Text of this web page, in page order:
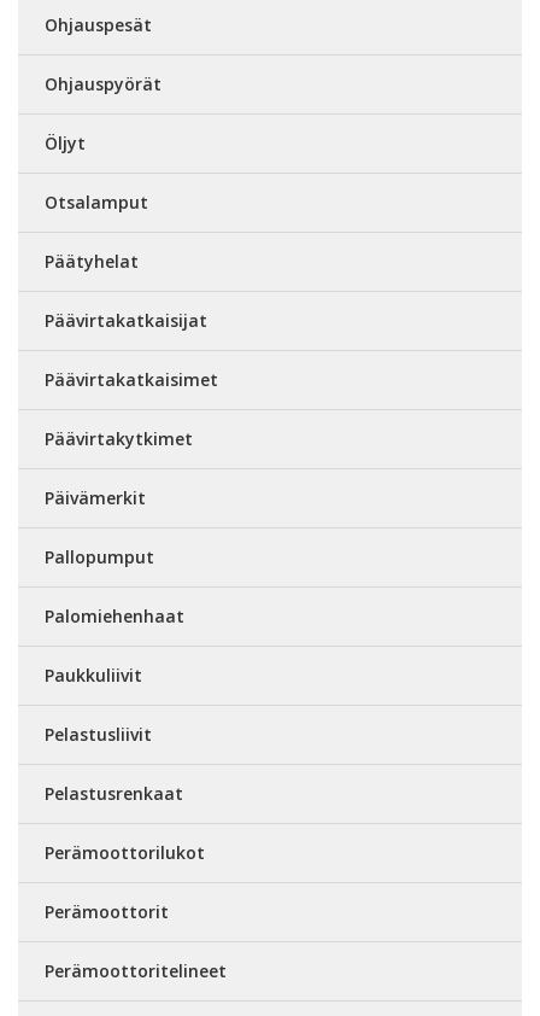
Ohjauspesät
Ohjauspyörät
Öljyt
Otsalamput
Päätyhelat
Päävirtakatkaisijat
Päävirtakatkaisimet
Päävirtakytkimet
Päivämerkit
Pallopumput
Palomiehenhaat
Paukkuliivit
Pelastusliivit
Pelastusrenkaat
Perämoottorilukot
Perämoottorit
Perämoottoritelineet